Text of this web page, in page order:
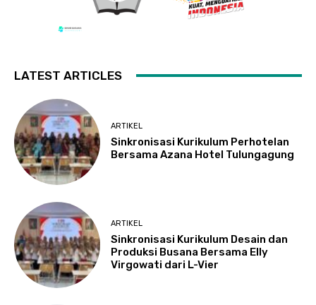
LATEST ARTICLES
ARTIKEL
Sinkronisasi Kurikulum Perhotelan
Bersama Azana Hotel Tulungagung
ARTIKEL
Sinkronisasi Kurikulum Desain dan
Produksi Busana Bersama Elly
Virgowati dari L-Vier